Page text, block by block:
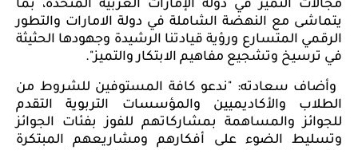
مجالات التميز في دولة الإمارات العربية المتحدة، بما
يتماشى مع النهضة الشاملة في دولة الامارات والتطور
الرقمي المتسارع ورؤية قيادتنا الرشيدة وجهودها الحثيثة
في ترسيخ وتشجيع مفاهيم الابتكار والتميز".
وأضاف سعادته: "ندعو كافة المستوفين للشروط من
الطلاب والأكاديميين والمؤسسات التربوية التقدم
للجوائز والمساهمة بمشاركاتهم للفوز بفئات الجوائز
وتسليط الضوء على أفكارهم ومشاريعهم المبتكرة